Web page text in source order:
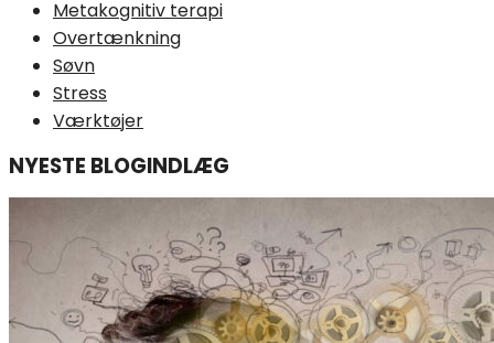
Metakognitiv terapi
Overtænkning
Søvn
Stress
Værktøjer
NYESTE BLOGINDLÆG